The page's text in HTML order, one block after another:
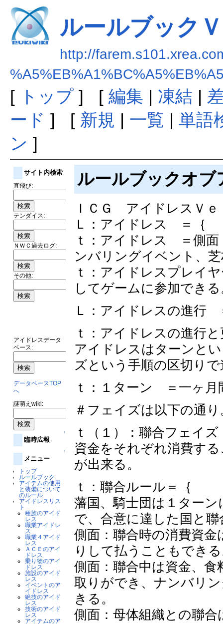
ルールブック
http://
[ トップ] [ 編集 | 凍結 |
ード ] [ 新規 | 一覧 | 単語
ン ]
サイト内検索
直飛び:
テンダイス:
ＮＷＣ過去ログ:
その他:
アイドレスデータ
ベース:
データベースTOP
へ
謎萌えwiki:
↑
臨時広報
↑
メニュー
トップ
ルールブック
アイテムの使用
と装備について
のルール
アイドレスリス
ト
種族のアイド
レス
職業アイドレ
ス
職業４アイド
レス
ＡＣＥのアイ
ドレス
乗り物のアイ
ドレス
施設のアイド
レス
イベントのア
イドレス
絶技のアイド
レス
技術のアイド
レス
アイテムのア
ルールブックオ
ＩＣＧ アイドレスＶｅ
Ｌ：アイドレス ＝｛
ｔ：アイドレス ＝側面
ンバリングイベント、
ｔ：アイドレスプレイ
してゲームに参加でき
Ｌ：アイドレスの進行
ｔ：アイドレスの進行
アイドレスはターンと
ズという手順の区切り
ｔ：１ターン ＝一ヶ月
＃フェイズは以下の通
ｔ（１）：聯合フェイ
資金をそれぞれ消費す
が出来る。
ｔ：聯合ルール＝｛
藩国、騎士団は１ター
で、合意に達した国と
側面：聯合時の消費資
りして払うこともでき
側面：聯合中は資金、
取りができ、ナンバリ
きる。
側面：母体組織との聯合